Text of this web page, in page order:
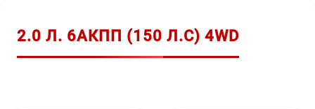
2.0 Л. 6АКПП (150 Л.С) 4WD